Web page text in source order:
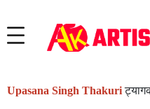
Upasana Singh Thakuri